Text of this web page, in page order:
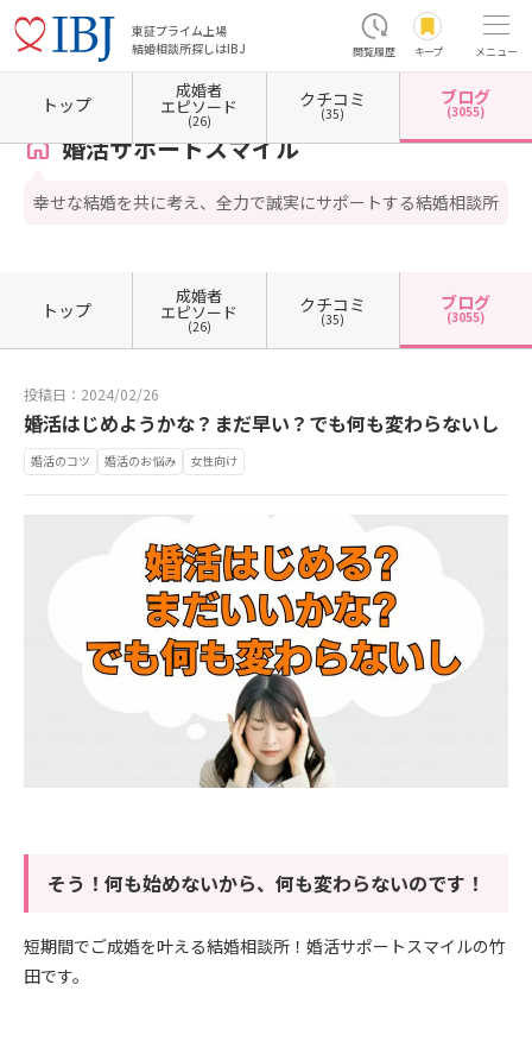
東証プライム上場
結婚相談所探しはIBJ
閲覧履歴 キープ メニュー
ホーム 奈良県の結婚相談所 婚活サポートスマイル カウンセラーブログ一覧 カウンセ
婚活サポートスマイル
幸せな結婚を共に考え、全力で誠実にサポートする結婚相談所
トップ
成婚者
エピソード
(26)
クチコミ
(35)
ブログ
(3055)
トップ
成婚者
エピソード
(26)
クチコミ
(35)
ブログ
(3055)
投稿日：2024/02/26
婚活はじめようかな？まだ早い？でも何も変わらないし
婚活のコツ 婚活のお悩み 女性向け
そう！何も始めないから、何も変わらないのです！
短期間でご成婚を叶える結婚相談所！婚活サポートスマイルの竹
田です。